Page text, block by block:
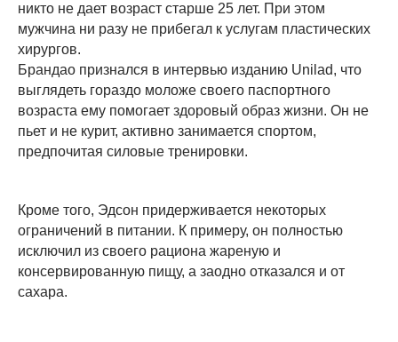
никто не дает возраст старше 25 лет. При этом
мужчина ни разу не прибегал к услугам пластических
хирургов.
Брандао признался в интервью изданию Unilad, что
выглядеть гораздо моложе своего паспортного
возраста ему помогает здоровый образ жизни. Он не
пьет и не курит, активно занимается спортом,
предпочитая силовые тренировки.
Кроме того, Эдсон придерживается некоторых
ограничений в питании. К примеру, он полностью
исключил из своего рациона жареную и
консервированную пищу, а заодно отказался и от
сахара.